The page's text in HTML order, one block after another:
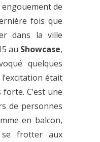
de
fois que
dans la ville
au Showcase,
quelques
était
C’est une
de personnes
en balcon,
frotter aux